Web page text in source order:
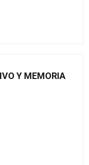
Y MEMORIA